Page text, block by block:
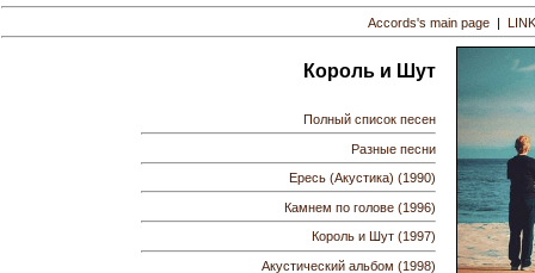
Accords's main page |
Король и Шут
Полный список песен
Разные песни
Ересь (Акустика) (1990)
Камнем по голове (1996)
Король и Шут (1997)
Акустический альбом (1998)